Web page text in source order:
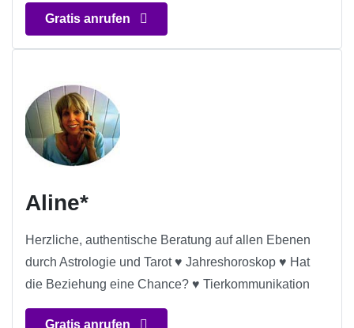
Gratis anrufen
Aline*
Herzliche, authentische Beratung auf allen Ebenen
durch Astrologie und Tarot ♥ Jahreshoroskop ♥ Hat
die Beziehung eine Chance? ♥ Tierkommunikation
Gratis anrufen